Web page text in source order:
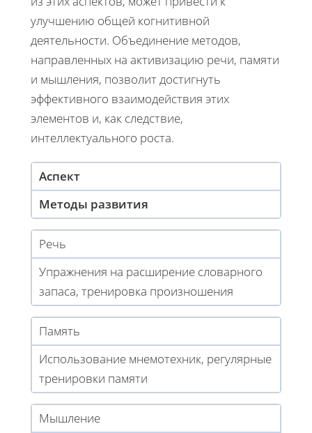
улучшению общей когнитивной
деятельности. Объединение методов,
направленных на активизацию речи, памяти
и мышления, позволит достигнуть
эффективного взаимодействия этих
элементов и, как следствие,
интеллектуального роста.
Аспект
Методы развития
Речь
Упражнения на расширение словарного
запаса, тренировка произношения
Память
Использование мнемотехник, регулярные
тренировки памяти
Мышление